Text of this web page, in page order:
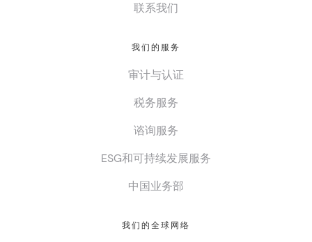
联系我们
我们的服务
审计与认证
税务服务
谘询服务
ESG和可持续发展服务
中国业务部
我们的全球网络